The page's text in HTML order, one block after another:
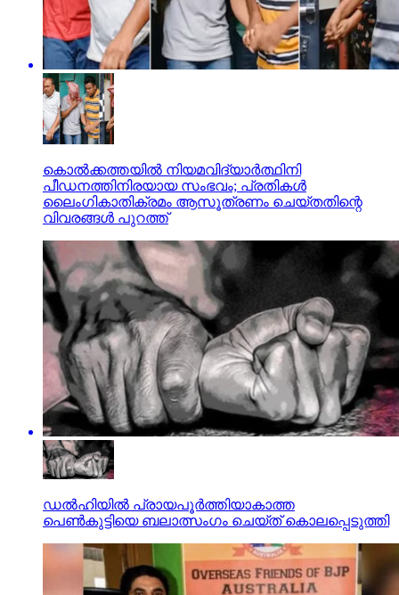
കൊല്‍ക്കത്തയില്‍ നിയമവിദ്യാര്‍ത്ഥിനി
പീഡനത്തിനിരയായ സംഭവം; പ്രതികള്‍
ലൈംഗികാതിക്രമം ആസൂത്രണം ചെയ്തതിന്റെ
വിവരങ്ങള്‍ പുറത്ത്
ഡല്‍ഹിയില്‍ പ്രായപൂര്‍ത്തിയാകാത്ത
പെണ്‍കുട്ടിയെ ബലാത്സംഗം ചെയ്ത് കൊലപ്പെടുത്തി